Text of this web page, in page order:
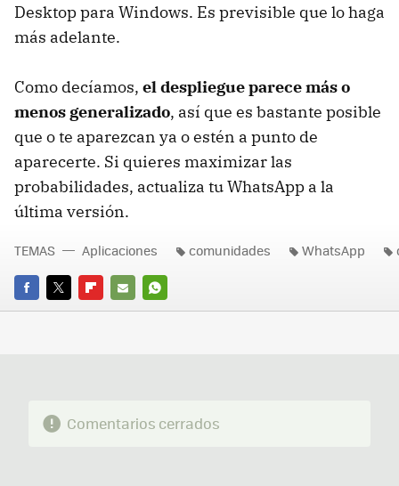
Desktop para Windows. Es previsible que lo haga
más adelante.
Como decíamos, el despliegue parece más o
menos generalizado, así que es bastante posible
que o te aparezcan ya o estén a punto de
aparecerte. Si quieres maximizar las
probabilidades, actualiza tu WhatsApp a la
última versión.
FACEBOOK
TWITTERFLIPBOARD
E-
WHATSAPP
TEMAS Aplicaciones comunidades WhatsApp
Comentarios cerrados